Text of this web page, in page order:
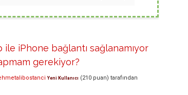
iPhone bağlantı sağlanamıyor
gerekiyor?
Yeni Kullanıcı (210 puan) tarafından